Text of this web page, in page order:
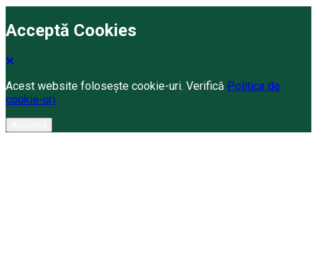
Acceptă Cookies
Acest website folosește cookie-uri. Verifică Politica de
cookie-uri